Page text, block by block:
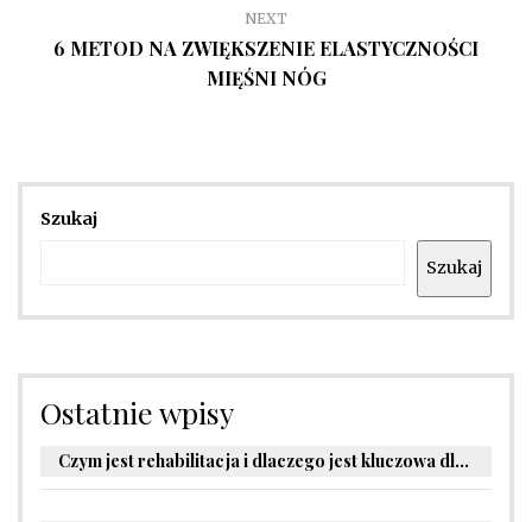
NEXT
6 METOD NA ZWIĘKSZENIE ELASTYCZNOŚCI
MIĘŚNI NÓG
Szukaj
Szukaj
Ostatnie wpisy
Czym jest rehabilitacja i dlaczego jest kluczowa dla powrotu do zdrowia?